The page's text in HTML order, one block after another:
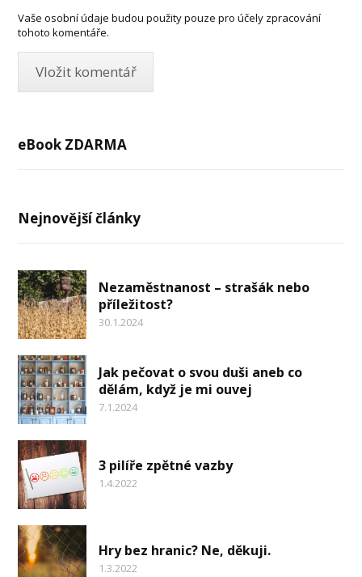
Vaše osobní údaje budou použity pouze pro účely zpracování
tohoto komentáře.
eBook ZDARMA
Nejnovější články
Nezaměstnanost – strašák nebo
příležitost?
30.1.2024
Jak pečovat o svou duši aneb co
dělám, když je mi ouvej
7.1.2024
3 pilíře zpětné vazby
1.4.2022
Hry bez hranic? Ne, děkuji.
1.3.2022